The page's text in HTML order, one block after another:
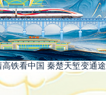
高铁看中国 秦楚天堑变通途